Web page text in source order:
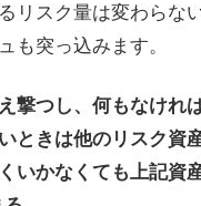
リスク量は変わらな
も突っ込みます。
撃つし、何もなけれ
ときは他のリスク資
いかなくても上記資